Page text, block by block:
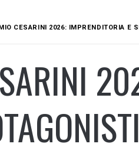
CESARINI 2026: IMPRENDITORIA E